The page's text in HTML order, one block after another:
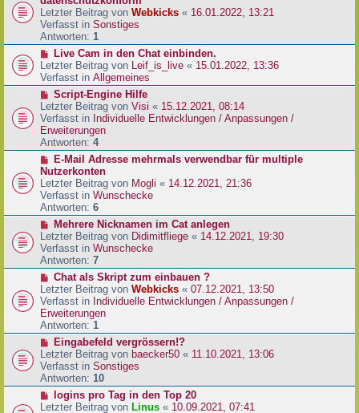
g
B
e
i
t
a
g
u
e
r
B
e
i
t
a
g
Letzter Beitrag von Webkicks « 16.01.2022, 13:21
Verfasst in Sonstiges
Antworten: 1
N
e
u
e
r
B
e
i
t
a
g
Live Cam in den Chat einbinden.
Letzter Beitrag von Leif_is_live « 15.01.2022, 13:36
Verfasst in Allgemeines
N
e
u
e
r
B
e
i
t
r
a
g
Script-Engine Hilfe
Letzter Beitrag von Visi « 15.12.2021, 08:14
Verfasst in Individuelle Entwicklungen / Anpassungen /
Erweiterungen
Antworten: 4
N
e
u
e
r
B
e
i
t
r
a
g
E-Mail Adresse mehrmals verwendbar für multiple
Nutzerkonten
Letzter Beitrag von Mogli « 14.12.2021, 21:36
Verfasst in Wunschecke
Antworten: 6
N
e
u
e
r
B
e
i
t
r
a
g
Mehrere Nicknamen im Cat anlegen
Letzter Beitrag von Didimitfliege « 14.12.2021, 19:30
Verfasst in Wunschecke
Antworten: 7
N
e
u
e
r
B
e
i
t
r
a
g
Chat als Skript zum einbauen ?
Letzter Beitrag von Webkicks « 07.12.2021, 13:50
Verfasst in Individuelle Entwicklungen / Anpassungen /
Erweiterungen
Antworten: 1
N
e
u
e
r
B
Eingabefeld vergrössern!?
Letzter Beitrag von baecker50 « 11.10.2021, 13:06
Verfasst in Sonstiges
Antworten: 10
N
e
logins pro Tag in den Top 20
Letzter Beitrag von Linus « 10.09.2021, 07:41